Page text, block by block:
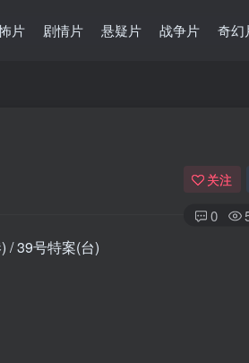
片 剧情片 悬疑片 战争片 奇幻
关注
0
号特案(台)